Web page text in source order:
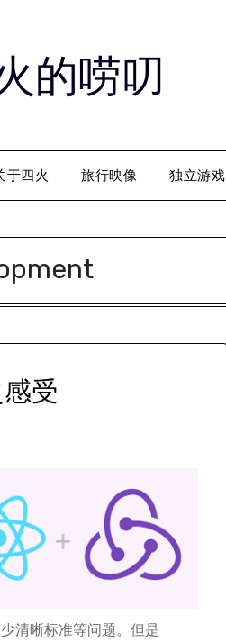
的唠叨
于四火 旅行映像 独立游戏
受
清晰标准等问题。但是